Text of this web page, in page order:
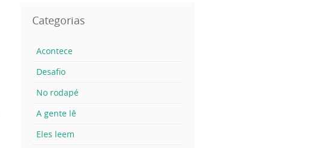
Categorias
Acontece
Desafio
No rodapé
A gente lê
Eles leem